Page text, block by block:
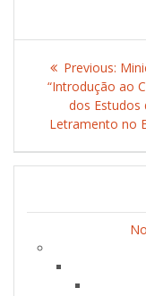
PostPrevious:
“Introdução ao
dos Estudos
Letramento no